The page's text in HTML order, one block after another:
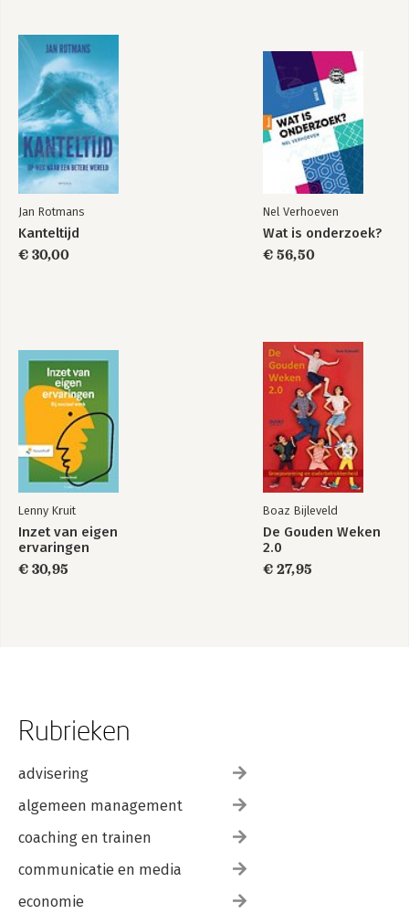
Jan Rotmans
Kanteltijd
€ 30,00
Nel Verhoeven
Wat is onderzoek?
€ 56,50
Lenny Kruit
Inzet van eigen
ervaringen
€ 30,95
Boaz Bijleveld
De Gouden Weken
2.0
€ 27,95
Rubrieken
advisering
algemeen management
coaching en trainen
communicatie en media
economie